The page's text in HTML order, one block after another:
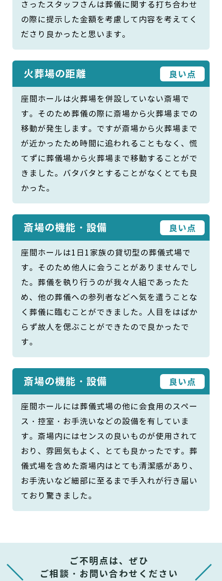
さったスタッフさんは葬儀に関する打ち合わせ
の際に提示した金額を考慮して内容を考えてく
ださり良かったと思います。
火葬場の距離 良い点
座間ホールは火葬場を併設していない斎場で
す。そのため葬儀の際に斎場から火葬場までの
移動が発生します。ですが斎場から火葬場まで
が近かったため時間に追われることもなく、慌
てずに葬儀場から火葬場まで移動することがで
きました。バタバタとすることがなくとても良
かった。
斎場の機能・設備 良い点
座間ホールは1日1家族の貸切型の葬儀式場で
す。そのため他人に会うことがありませんでし
た。葬儀を執り行うのが我々人組であったた
め、他の葬儀への参列者などへ気を遣うことな
く葬儀に臨むことができました。人目をはばか
らず故人を偲ぶことができたので良かったで
す。
斎場の機能・設備 良い点
座間ホールには葬儀式場の他に会食用のスペー
ス・控室・お手洗いなどの設備を有していま
す。斎場内にはセンスの良いものが使用されて
おり、雰囲気もよく、とても良かったです。葬
儀式場を含めた斎場内はとても清潔感があり、
お手洗いなど細部に至るまで手入れが行き届い
ており驚きました。
ご不明点は、ぜひ
ご相談・お問い合わせください